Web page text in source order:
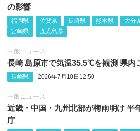
の影響
福岡県 佐賀県 長崎県 熊本県
大分
宮崎県
鹿児島県
一般ニュース
長崎 島原市で気温35.5℃を観測 県内
長崎県 2026年7月10日12:50
一般ニュース
近畿・中国・九州北部が梅雨明け 平
庁